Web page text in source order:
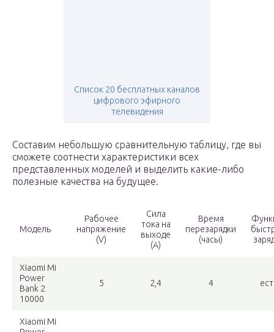
Список 20 бесплатных каналов
цифрового эфирного
телевидения
Составим небольшую сравнительную таблицу, где вы
сможете соотнести характеристики всех
представленных моделей и выделить какие-либо
полезные качества на будущее.
Модель
Рабочее
напряжение
(V)
Сила
тока на
выходе
(А)
Время
перезарядки
(часы)
Xiaomi Mi
Power
Bank 2
10000
5 2,4 4
Xiaomi Mi